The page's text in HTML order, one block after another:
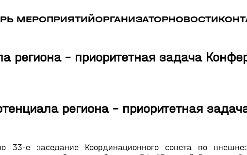
МЕРОПРИЯТИЙОРГАНИЗАТОРНОВОСТИ
региона - приоритетная задача
региона - приоритетная
е заседание Координационного совета по